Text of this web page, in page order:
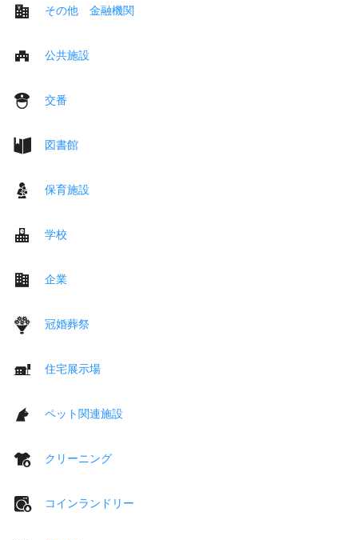
その他 金融機関
公共施設
交番
図書館
保育施設
学校
企業
冠婚葬祭
住宅展示場
ペット関連施設
クリーニング
コインランドリー